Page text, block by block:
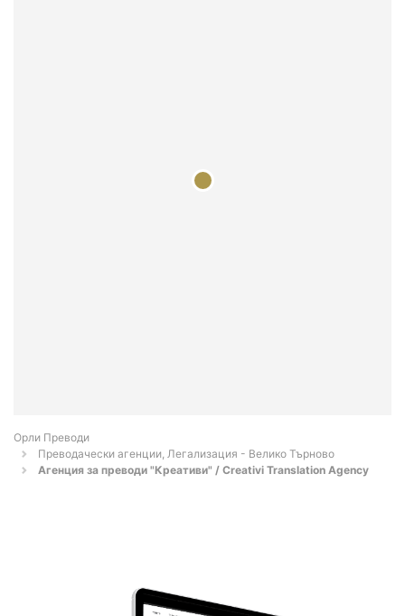
Орли Преводи
Преводачески агенции, Легализация - Велико Търново
Агенция за преводи "Креативи" / Creativi Translation Agency